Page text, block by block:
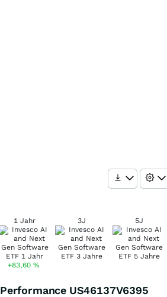
1 Jahr
+83,60%
3J 5J
Performance US46137V6395